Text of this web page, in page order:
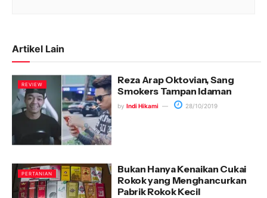
Artikel Lain
REVIEW
Reza Arap Oktovian, Sang
Smokers Tampan Idaman
by Indi Hikami 28/10/2019
PERTANIAN
Bukan Hanya Kenaikan Cukai
Rokok yang Menghancurkan
Pabrik Rokok Kecil